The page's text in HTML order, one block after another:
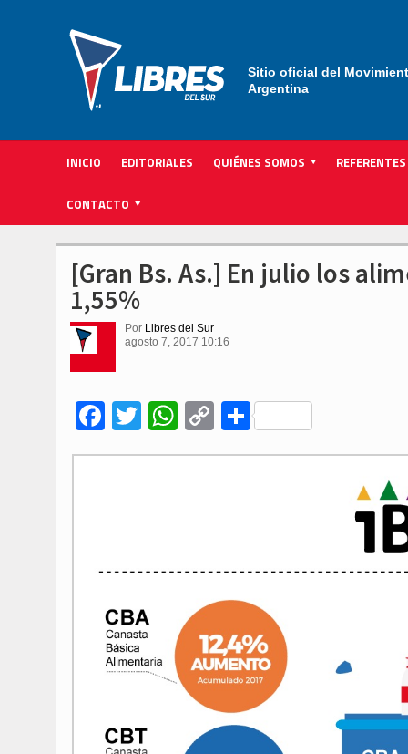
Sitio oficial del
Argentina
INICIO EDITORIALES QUIÉNES SOMOS REFERENTES
CONTACTO
[Gran Bs. As.] En julio los
1,55%
Por Libres del Sur
agosto 7, 2017 10:16
Facebook
TwitterWhatsApp
CopyCompartir